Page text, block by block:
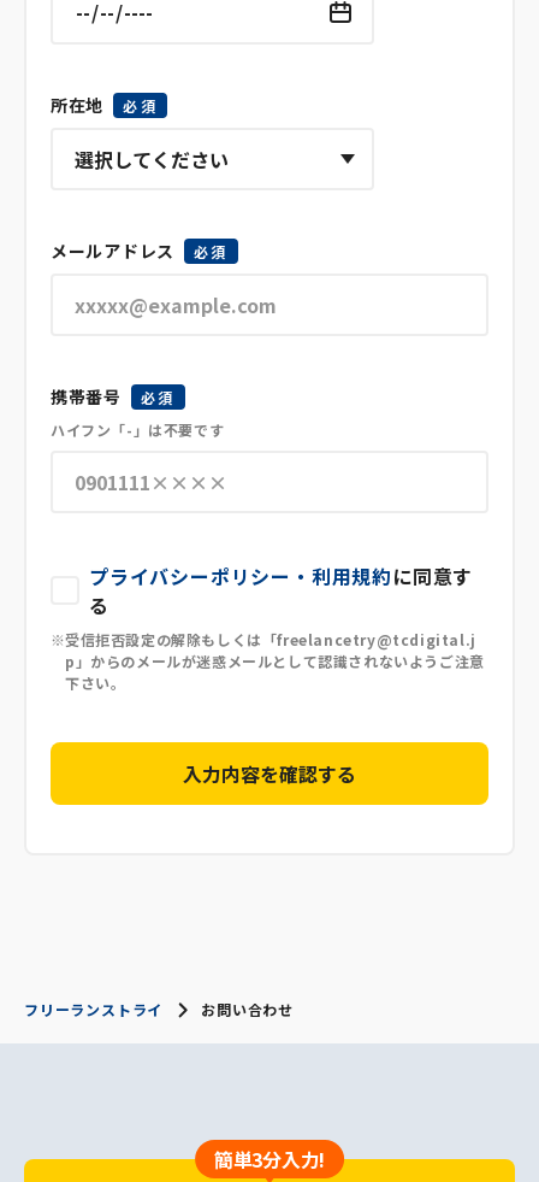
所在地 必須
メールアドレス 必須
携帯番号
必須
ハイフン「-」は不要です
プライバシーポリシー・利用規約に同意す
る
受信拒否設定の解除もしくは「freelancetry@tcdigital.j
p」からのメールが迷惑メールとして認識されないようご注意
下さい。
フリーランストライ お問い合わせ
簡単3分入力!